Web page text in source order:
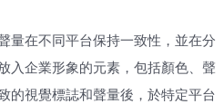
量在不同平台保持一致性，並在分
入企業形象的元素，包括顏色、聲
的視覺標誌和聲量後，於特定平台